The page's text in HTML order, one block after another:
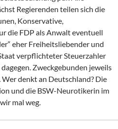
Regierenden teilen sich die
Konservative,
die FDP als Anwalt eventuell
eher Freiheitsliebender und
verpflichteter Steuerzahler
Zweckgebunden jeweils
denkt an Deutschland? Die
und die BSW-Neurotikerin im
mal weg.